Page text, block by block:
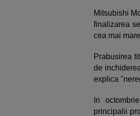
Mitsubishi
finalizarea
cea mai
Prabusirea
de
explica
In
principalii